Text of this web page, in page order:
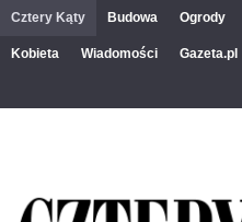
Cztery Kąty Budowa Ogrody
Kobieta Wiadomości Gazeta.pl